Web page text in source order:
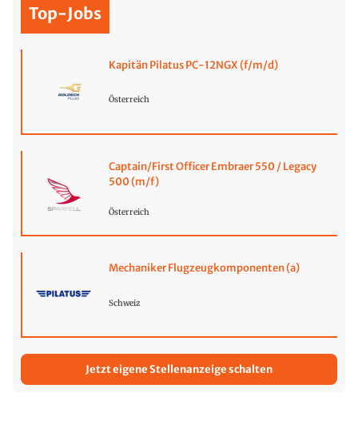
Top-Jobs
Kapitän Pilatus PC-12NGX (f/m/d)
Österreich
Captain/First Officer Embraer 550 / Legacy
500 (m/f)
Österreich
Mechaniker Flugzeugkomponenten (a)
Schweiz
Jetzt eigene Stellenanzeige schalten